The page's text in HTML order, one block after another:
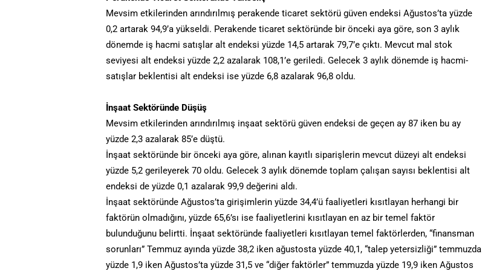
Mevsim etkilerinden arındırılmış perakende ticaret sektörü güven endeksi Ağustos’ta yüzde
0,2 artarak 94,9’a yükseldi. Perakende ticaret sektöründe bir önceki aya göre, son 3 aylık
dönemde iş hacmi satışlar alt endeksi yüzde 14,5 artarak 79,7’e çıktı. Mevcut mal stok
seviyesi alt endeksi yüzde 2,2 azalarak 108,1’e geriledi. Gelecek 3 aylık dönemde iş hacmi-
satışlar beklentisi alt endeksi ise yüzde 6,8 azalarak 96,8 oldu.
İnşaat Sektöründe Düşüş
Mevsim etkilerinden arındırılmış inşaat sektörü güven endeksi de geçen ay 87 iken bu ay
yüzde 2,3 azalarak 85’e düştü.
İnşaat sektöründe bir önceki aya göre, alınan kayıtlı siparişlerin mevcut düzeyi alt endeksi
yüzde 5,2 gerileyerek 70 oldu. Gelecek 3 aylık dönemde toplam çalışan sayısı beklentisi alt
endeksi de yüzde 0,1 azalarak 99,9 değerini aldı.
İnşaat sektöründe Ağustos’ta girişimlerin yüzde 34,4’ü faaliyetleri kısıtlayan herhangi bir
faktörün olmadığını, yüzde 65,6’sı ise faaliyetlerini kısıtlayan en az bir temel faktör
bulunduğunu belirtti. İnşaat sektöründe faaliyetleri kısıtlayan temel faktörlerden, “finansman
sorunları” Temmuz ayında yüzde 38,2 iken ağustosta yüzde 40,1, “talep yetersizliği” temmuzda
yüzde 1,9 iken Ağustos’ta yüzde 31,5 ve “diğer faktörler” temmuzda yüzde 19,9 iken Ağustos